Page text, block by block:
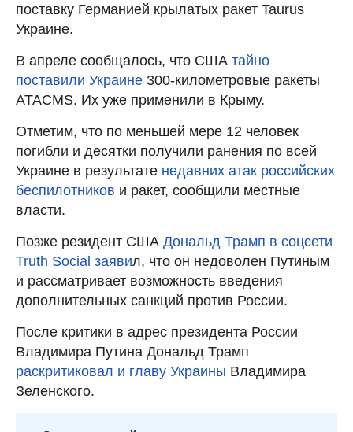
поставку Германией крылатых ракет Taurus
Украине.
В апреле сообщалось, что США тайно
поставили Украине 300-километровые ракеты
ATACMS. Их уже применили в Крыму.
Отметим, что по меньшей мере 12 человек
погибли и десятки получили ранения по всей
Украине в результате недавних атак российских
беспилотников и ракет, сообщили местные
власти.
Позже резидент США Дональд Трамп в соцсети
Truth Social заявил, что он недоволен Путиным
и рассматривает возможность введения
дополнительных санкций против России.
После критики в адрес президента России
Владимира Путина Дональд Трамп
раскритиковал и главу Украины Владимира
Зеленского.